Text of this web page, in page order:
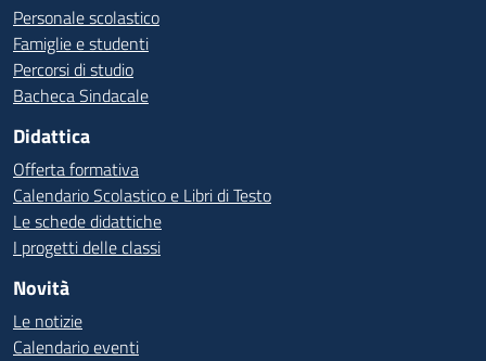
Personale scolastico
Famiglie e studenti
Percorsi di studio
Bacheca Sindacale
Didattica
Offerta formativa
Calendario Scolastico e Libri di Testo
Le schede didattiche
I progetti delle classi
Novità
Le notizie
Calendario eventi